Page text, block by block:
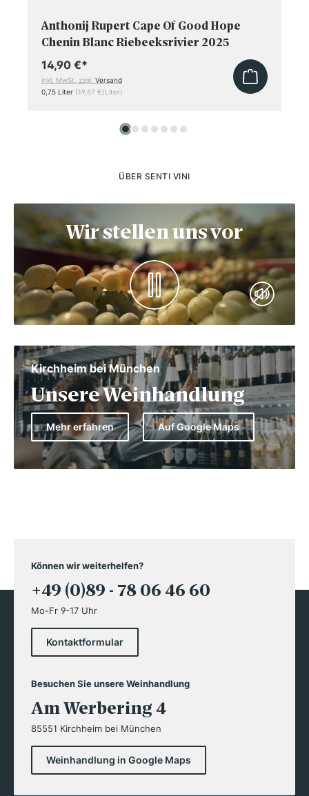
Anthonij Rupert Cape Of Good Hope
Chenin Blanc Riebeeksrivier 2025
14,90 €*
inkl. MwSt, zzgl. Versand
0,75 Liter (19,87 €/Liter)
ÜBER SENTI VINI
Wir stellen uns vor
Kirchheim bei München
Unsere Weinhandlung
Mehr erfahren Auf Google Maps
Können wir weiterhelfen?
+49 (0)89 - 78 06 46 60
Mo-Fr 9-17 Uhr
Kontaktformular
Besuchen Sie unsere Weinhandlung
Am Werbering 4
85551 Kirchheim bei München
Weinhandlung in Google Maps